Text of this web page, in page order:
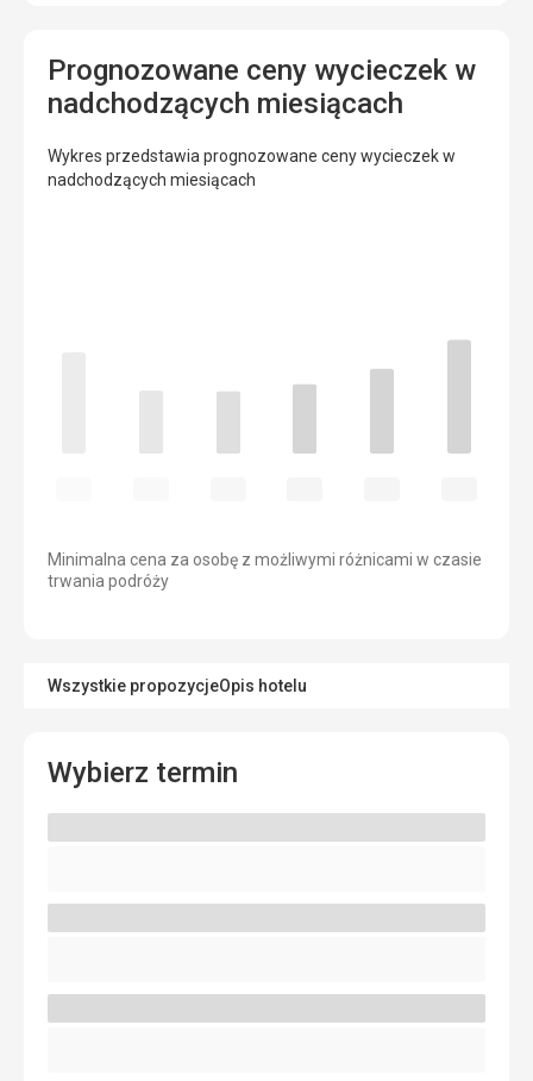
Prognozowane ceny wycieczek w
nadchodzących miesiącach
Wykres przedstawia prognozowane ceny wycieczek w
nadchodzących miesiącach
Minimalna cena za osobę z możliwymi różnicami w czasie
trwania podróży
Wszystkie propozycjeOpis hotelu
Wybierz termin